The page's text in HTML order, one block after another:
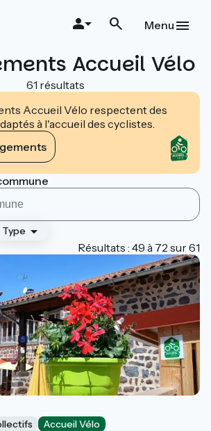
Menu
Accueil Vélo
61 résultats
Accueil Vélo respectent des
à l'accueil des cyclistes.
Type
Résultats : 49 à 72 sur 61
Accueil Vélo